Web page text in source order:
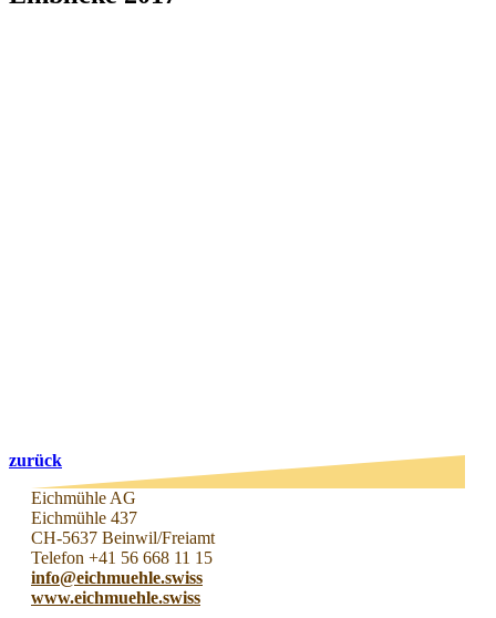
zurück
Eichmühle AG
Eichmühle 437
CH-5637 Beinwil/Freiamt
Telefon +41 56 668 11 15
info@eichmuehle.swiss
www.eichmuehle.swiss